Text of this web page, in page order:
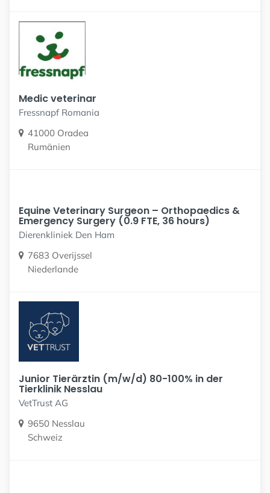
Medic veterinar
Fressnapf Romania
41000 Oradea
Rumänien
Equine Veterinary Surgeon – Orthopaedics &
Emergency Surgery (0.9 FTE, 36 hours)
Dierenkliniek Den Ham
7683 Overijssel
Niederlande
Junior Tierärztin (m/w/d) 80-100% in der
Tierklinik Nesslau
VetTrust AG
9650 Nesslau
Schweiz